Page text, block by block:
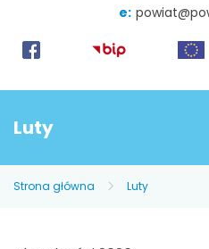
e:
Luty
Strona główna Luty